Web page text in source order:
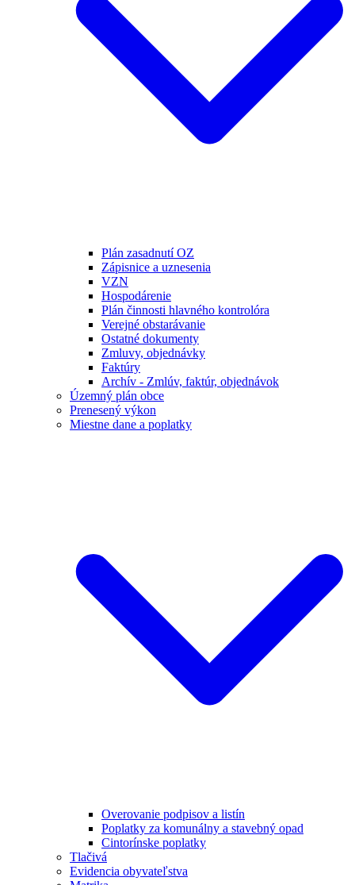
Plán zasadnutí OZ
Zápisnice a uznesenia
VZN
Hospodárenie
Plán činnosti hlavného kontrolóra
Verejné obstarávanie
Ostatné dokumenty
Zmluvy, objednávky
Faktúry
Archív - Zmlúv, faktúr, objednávok
Územný plán obce
Prenesený výkon
Miestne dane a poplatky
Overovanie podpisov a listín
Poplatky za komunálny a stavebný opad
Cintorínske poplatky
Tlačivá
Evidencia obyvateľstva